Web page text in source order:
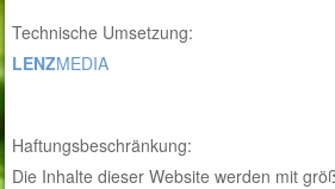
Technische Umsetzung:
LENZMEDIA
Haftungsbeschränkung:
Die Inhalte dieser Website werden mit